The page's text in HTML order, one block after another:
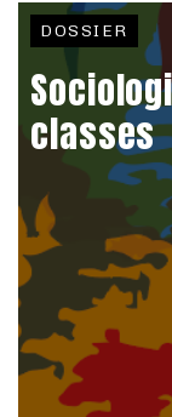
DOSSIER
classes